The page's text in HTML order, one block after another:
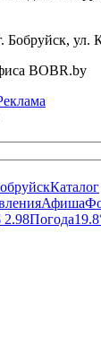
Бобруйск, ул.
BOBR.by
Каталог
Афиша
2.98Погода